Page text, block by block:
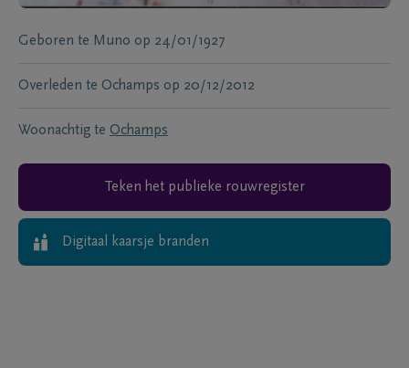
Geboren te Muno op 24/01/1927
Overleden te Ochamps op 20/12/2012
Woonachtig te Ochamps
Teken het publieke rouwregister
Digitaal kaarsje branden